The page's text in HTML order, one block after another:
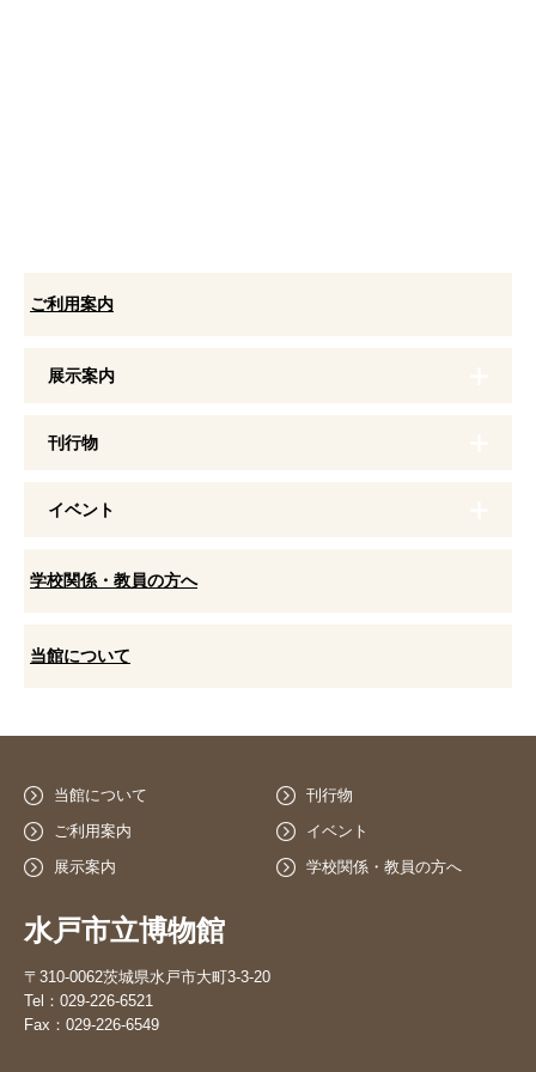
ご利用案内
展示案内
刊行物
イベント
学校関係・教員の方へ
当館について
当館について
ご利用案内
展示案内
刊行物
イベント
学校関係・教員の方へ
水戸市立博物館
〒310-0062茨城県水戸市大町3-3-20
Tel：029-226-6521
Fax：029-226-6549